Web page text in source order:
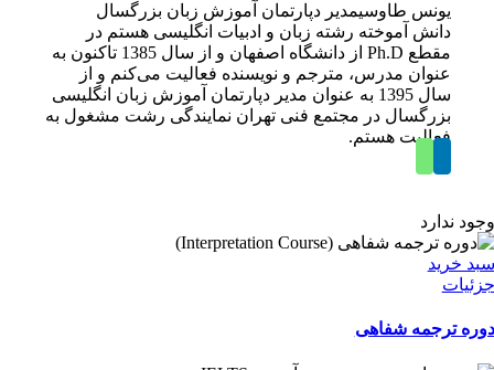
یونس طاوسیمدیر دپارتمان آموزش زبان بزرگسال
دانش آموخته رشته زبان و ادبیات انگلیسی هستم در
مقطع Ph.D از دانشگاه اصفهان و از سال 1385 تاکنون به
عنوان مدرس، مترجم و نویسنده فعالیت می‌کنم و از
سال 1395 به عنوان مدیر دپارتمان آموزش زبان انگلیسی
بزرگسال در مجتمع فنی تهران نمایندگی رشت مشغول به
فعالیت هستم.
وجود ندارد
سبد خرید
جزئیات
دوره ترجمه شفاهی